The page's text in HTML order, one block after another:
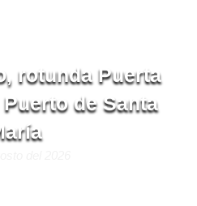
rotunda Puerta
de Santa